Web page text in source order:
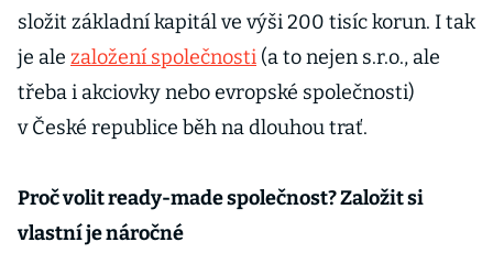
složit základní kapitál ve výši 200 tisíc korun. I tak
je ale založení společnosti (a to nejen s.r.o., ale
třeba i akciovky nebo evropské společnosti)
v České republice běh na dlouhou trať.
Proč volit ready-made společnost? Založit si
vlastní je náročné